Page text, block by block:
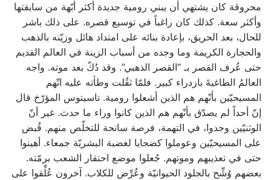
محروقة كان يشتهي أن يبني رومية جديدة أكثر أبّهة من سابقتها
وأكثر سعة. كذلك كان راغباً في توسيع قصره. على ذلك باشر
للحال، بعد الحريق، بإعادة بنائه على امتداد هائل وزيّنه بالذهب
والحجارة الكريمة وما وجده من أسباب الزينة في العالم القديم
حتى عُرف القصر بـ “القصر الذهبي”. وقد دُكّ بعد موته. واجه
العالمُ الطاغيةَ بازدراء كبير. فلمّا ثقُلت وطأته عليه اتّهم
المسيحيّين بأنّهم هم الذين أشعلوا رومية. تاسيتوس المؤرّخ قال
إنّ أحداً لم يصدّق بأنّهم هم الذين كانوا وراء ما حدث. غير أنّ
الوثنيّين وجدوا، في التهمة، فرصة سانحة للتخلّص منهم. قُبض
على المسيحيّين وعوملوا كضحايا لغضبة البشريّة جمعاء. أهينوا
حتى في تعذيبهم وموتهم. جُعلوا موضع احتقار الشعب برمّته.
بعضهم وُشِّح بالجلود الحيوانيّة وعُرِّض للكلاب. آخرون عُلِّقوا على